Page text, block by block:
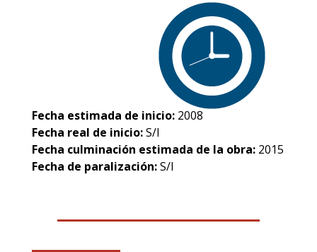
Fecha estimada de inicio: 2008
Fecha real de inicio:S/I
Fecha culminación estimada de la obra: 2015
Fecha de paralización:S/I